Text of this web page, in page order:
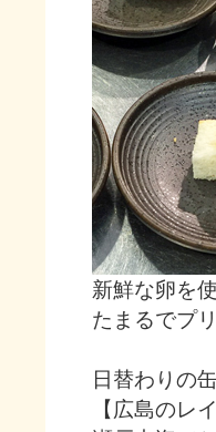
新鮮な卵を
たまるでプ
日替わりの
【広島のレ